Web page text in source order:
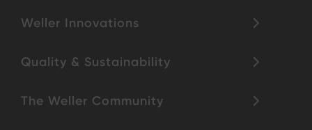
Weller Innovations
Quality & Sustainability
The Weller Community